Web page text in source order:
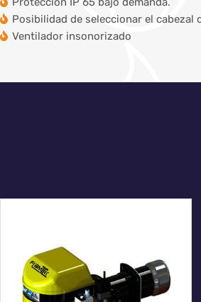
Posibilidad de seleccionar el cabezal
Ventilador insonorizado